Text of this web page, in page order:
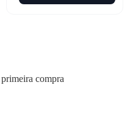
compra